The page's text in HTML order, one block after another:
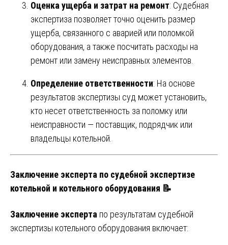
Оценка ущерба и затрат на ремонт: Судебная
экспертиза позволяет точно оценить размер
ущерба, связанного с аварией или поломкой
оборудования, а также посчитать расходы на
ремонт или замену неисправных элементов.
Определение ответственности: На основе
результатов экспертизы суд может установить,
кто несет ответственность за поломку или
неисправности — поставщик, подрядчик или
владельцы котельной.
Заключение эксперта по судебной экспертизе
котельной и котельного оборудования 📝
Заключение эксперта по результатам судебной
экспертизы котельного оборудования включает: